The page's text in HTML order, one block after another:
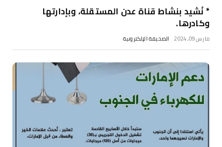
* نُشيد بنشاط قناة عدن المستقلة، وبإدارتها
وكادرها.
مارس 09, 2024 الصحيفة الإلكترونية